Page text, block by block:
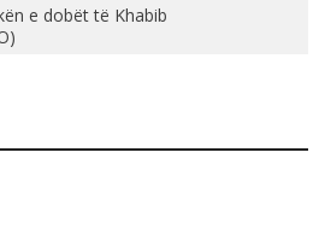
e dobët të Khabib